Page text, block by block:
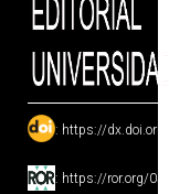
: https://
: https://ror.org/